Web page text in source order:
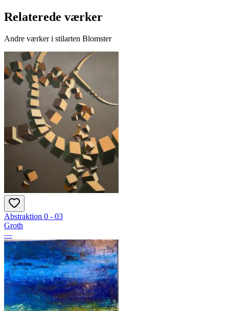
Relaterede værker
Andre værker i stilarten Blomster
Abstraktion 0 - 03
Groth
—